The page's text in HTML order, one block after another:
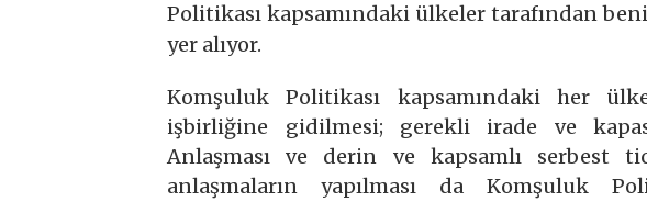
Politikası kapsamındaki ülkeler tarafından
yer alıyor.
Komşuluk Politikası kapsamındaki her
işbirliğine gidilmesi; gerekli irade ve
Anlaşması ve derin ve kapsamlı serbest
anlaşmaların yapılması da Komşuluk